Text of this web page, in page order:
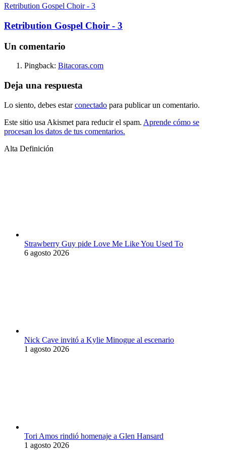
Retribution Gospel Choir - 3
Retribution Gospel Choir - 3
Un comentario
Pingback: Bitacoras.com
Deja una respuesta
Lo siento, debes estarconectado para publicar un comentario.
Este sitio usa Akismet para reducir el spam. Aprende cómo se
procesan los datos de tus comentarios.
Alta Definición
Strawberry Guy pide Love Me Like You Used To
6 agosto 2026
Nick Cave invitó a Kylie Minogue al escenario
1 agosto 2026
Tori Amos rindió homenaje a Glen Hansard
1 agosto 2026